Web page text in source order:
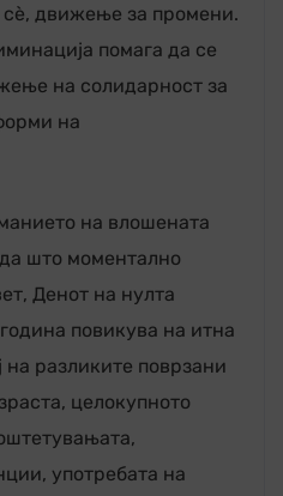
движење за промени.
помага да се
на солидарност за
на
на влошената
што моментално
Денот на нулта
повикува на итна
на разликите поврзани
целокупното
употребата на